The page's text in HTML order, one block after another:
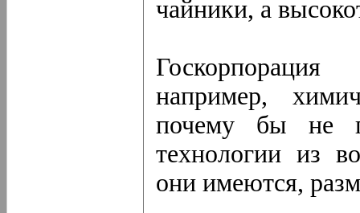
чайники, а
например,
почему бы не
технологии из
они имеются,